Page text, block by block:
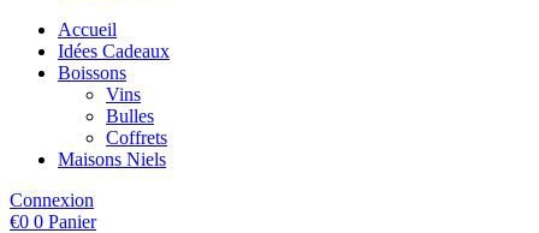
Accueil
Idées Cadeaux
Boissons
Vins
Bulles
Coffrets
Maisons Niels
Connexion
€0 0 Panier